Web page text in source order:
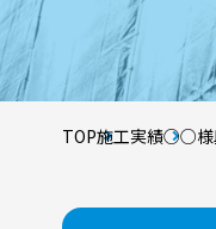
TOP施工実績○○様